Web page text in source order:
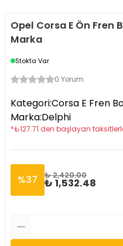
Opel Corsa E Ön Fren
Marka
Stokta Var
0 Yorum
Kategori:Corsa E Fren
Marka:Delphi
*₺127.71 den başlayan
%37 ₺ 2,420.00
₺ 1,532.48